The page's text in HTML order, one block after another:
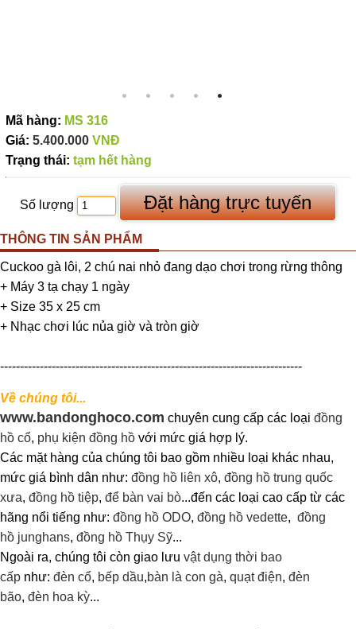
Mã hàng: MS 316
Giá: 5.400.000 VNĐ
Trạng thái: tạm hết hàng
Số lượng
THÔNG TIN SẢN PHẨM
Cuckoo gà lôi, 2 chú nai nhỏ đang dạo chơi trong rừng thông
+ Máy 3 tạ chạy 1 ngày
+ Size 35 x 25 cm
+ Nhạc chơi lúc nủa giờ và tròn giờ
----------------------------------------------------------------------------
Về chúng tôi...
www.bandonghoco.com chuyên cung cấp các loại đồng
hồ cổ, phụ kiện đồng hồ với mức giá hợp lý.
Các mặt hàng của chúng tôi bao gồm nhiều loại khác nhau,
mức giá bình dân như: đồng hồ liên xô, đồng hồ trung quốc
xưa, đồng hồ tiệp, để bàn vai bò...đến các loại cao cấp từ các
hãng nổi tiếng như: đồng hồ ODO, đồng hồ vedette, đồng
hồ junghans, đồng hồ Thụy Sỹ...
Ngoài ra, chúng tôi còn giao lưu vật dụng thời bao
cấp như: đèn cổ, bếp dầu,bàn là con gà, quạt điện, đèn
bão, đèn hoa kỳ...